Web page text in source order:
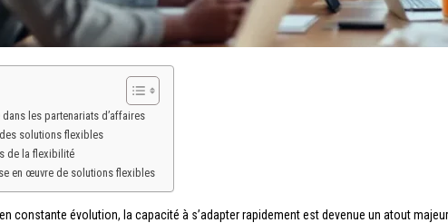
les partenariats d’affaires
solutions flexibles
de la flexibilité
en œuvre de solutions flexibles
constante évolution, la capacité à s’adapter rapidement est devenue un atout